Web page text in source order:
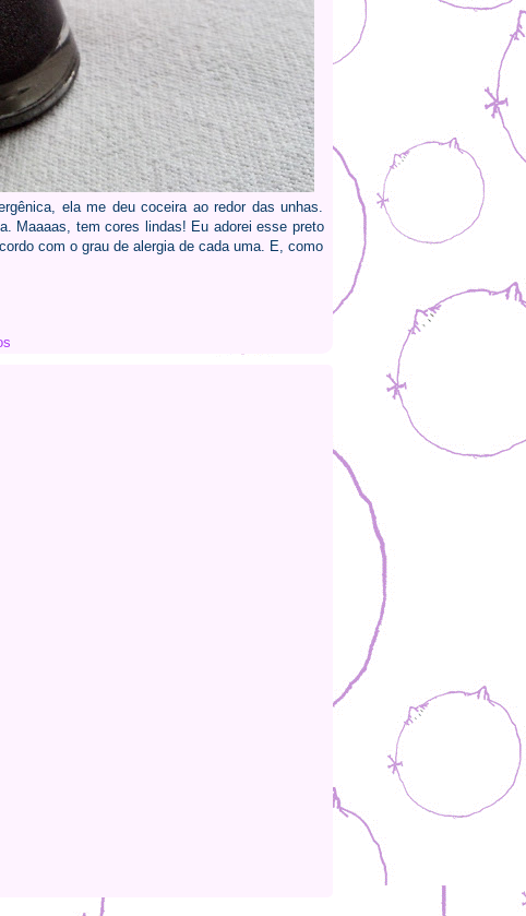
ela me deu coceira ao redor das unhas.
Maaaas, tem cores lindas! Eu adorei esse preto
com o grau de alergia de cada uma. E, como